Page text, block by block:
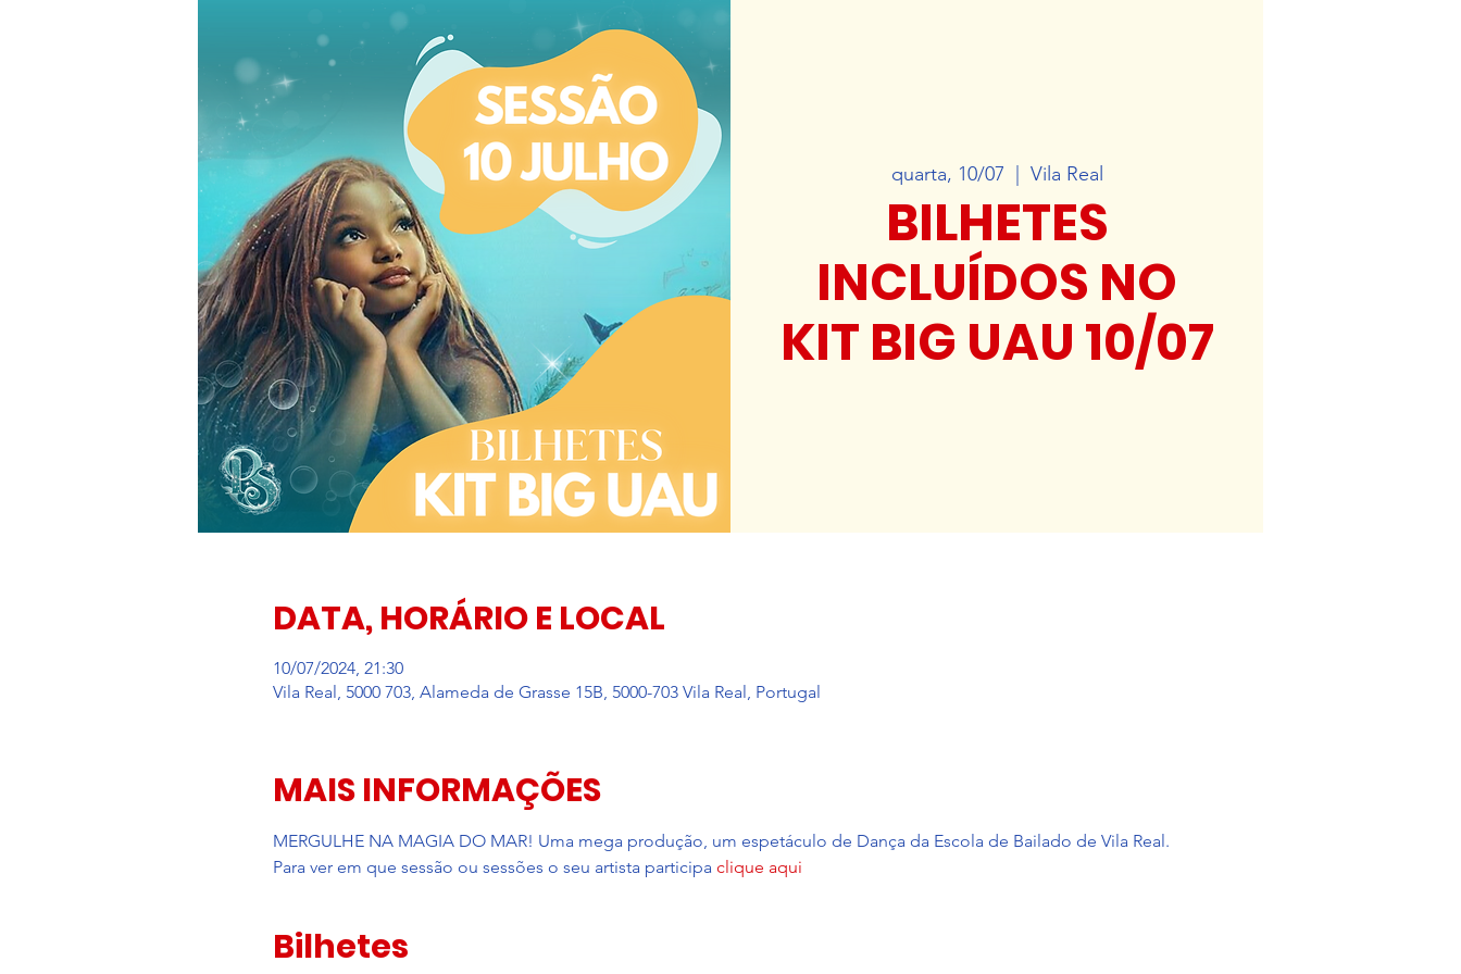
quarta, 10/07
  |
Vila Real
BILHETES
INCLUÍDOS NO
KIT BIG UAU 10/07
DATA, HORÁRIO E LOCAL
10/07/2024, 21:30
Vila Real, 5000 703, Alameda de Grasse 15B, 5000-703 Vila Real, Portugal
MAIS INFORMAÇÕES
MERGULHE NA MAGIA DO MAR! Uma mega produção, um espetáculo de Dança da Escola de Bailado de Vila Real.
Para ver em que sessão ou sessões o seu artista participa clique aqui
Bilhetes